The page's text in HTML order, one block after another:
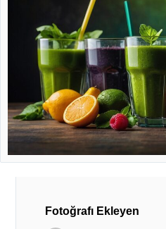
Fotoğrafı Ekleyen